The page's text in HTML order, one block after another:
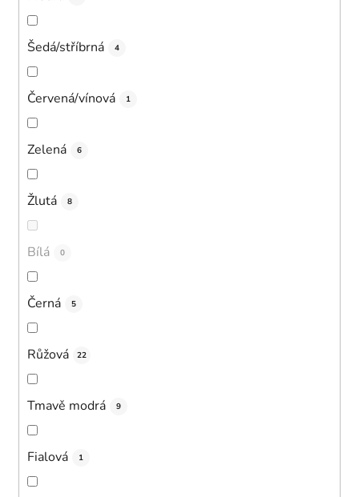
Šedá/stříbrná 4
Červená/vínová 1
Zelená 6
Žlutá 8
Bílá 0
Černá 5
Růžová 22
Tmavě modrá 9
Fialová 1